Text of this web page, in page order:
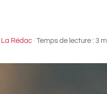
La Rédac · Temps de lecture : 3